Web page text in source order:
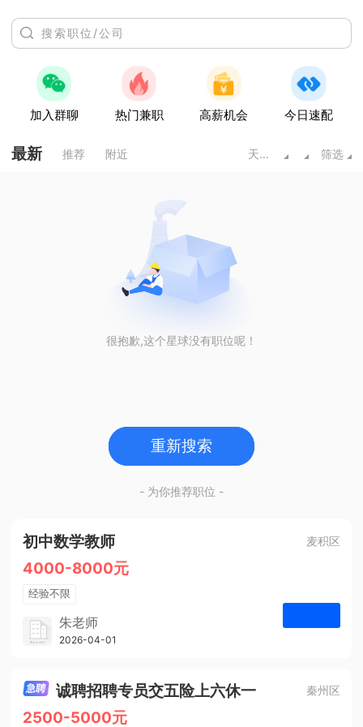
加入群聊 热门兼职 高薪机会 今日速配
最新 推荐 附近 天水甘肃 筛选
很抱歉,这个星球没有职位呢！
重新搜索
- 为你推荐职位 -
初中数学教师 麦积区
4000-8000元
经验不限
学历不限
1人
朱老师
博学启智教育
2026-04-01
诚聘招聘专员交五险上六休一 秦州区
2500-5000元